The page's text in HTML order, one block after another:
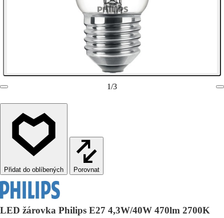
1/3
Porovnat
LED žárovka Philips E27 4,3W/40W 470lm 2700K